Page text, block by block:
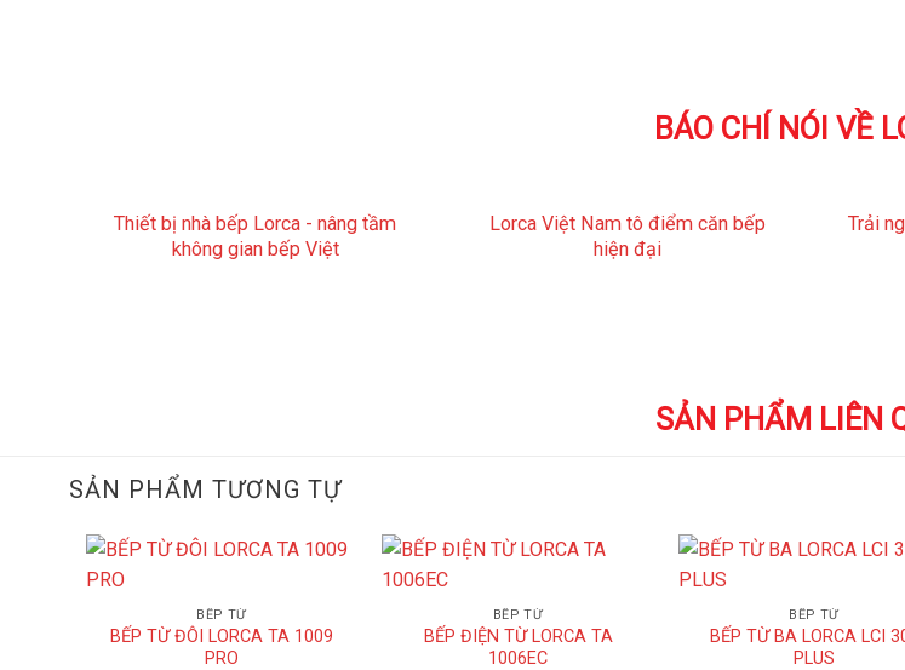
BÁO CHÍ NÓI VỀ
Thiết bị nhà bếp Lorca - nâng tầm
không gian bếp Việt
Lorca Việt Nam tô điểm căn bếp
hiện đại
Trải
SẢN PHẨM LIÊN
SẢN PHẨM TƯƠNG TỰ
BẾP TỪ
BẾP TỪ ĐÔI LORCA TA 1009
PRO
BẾP TỪ
BẾP ĐIỆN TỪ LORCA TA
1006EC
BẾP TỪ
BẾP TỪ BA LORCA LCI
PLUS